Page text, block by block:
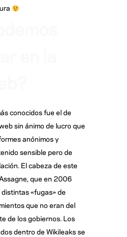
conocidos fue el de
sin ánimo de lucro que
anónimos y
sensible pero de
El cabeza de este
que en 2006
«fugas» de
que no eran del
de los gobiernos. Los
dentro de Wikileaks se